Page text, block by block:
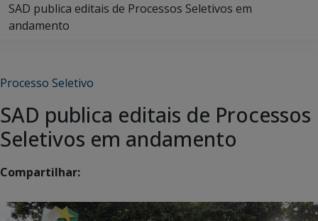
SAD publica editais de Processos Seletivos em
andamento
Processo Seletivo
SAD publica editais de Processos
Seletivos em andamento
Compartilhar: